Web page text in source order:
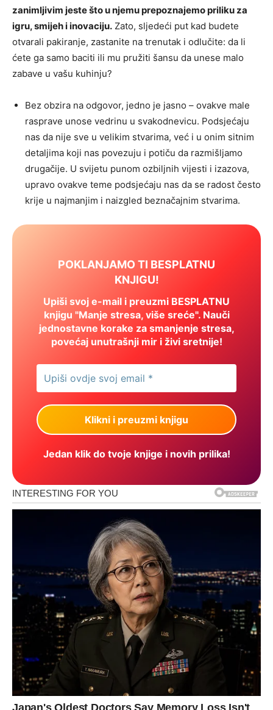
zanimljivim jeste što u njemu prepoznajemo priliku za
igru, smijeh i inovaciju. Zato, sljedeći put kad budete
otvarali pakiranje, zastanite na trenutak i odlučite: da li
ćete ga samo baciti ili mu pružiti šansu da unese malo
zabave u vašu kuhinju?
Bez obzira na odgovor, jedno je jasno – ovakve male
rasprave unose vedrinu u svakodnevicu. Podsjećaju
nas da nije sve u velikim stvarima, već i u onim sitnim
detaljima koji nas povezuju i potiču da razmišljamo
drugačije. U svijetu punom ozbiljnih vijesti i izazova,
upravo ovakve teme podsjećaju nas da se radost često
krije u najmanjim i naizgled beznačajnim stvarima.
POKLANJAMO TI BESPLATNU
KNJIGU!
Upiši svoj e-mail i preuzmi BESPLATNU
knjigu "Manje stresa, više sreće". Nauči
jednostavne korake za smanjenje stresa,
povećaj unutrašnji mir i živi sretnije!
Jedan klik do tvoje knjige i novih prilika!